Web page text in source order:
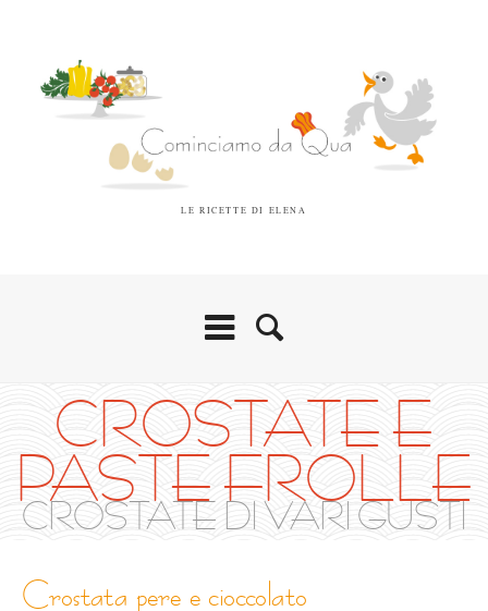
LE RICETTE DI ELENA
CROSTATE E
PASTE FROLLE
CROSTATE DI VARI GUSTI
crostata pere e cioccolato